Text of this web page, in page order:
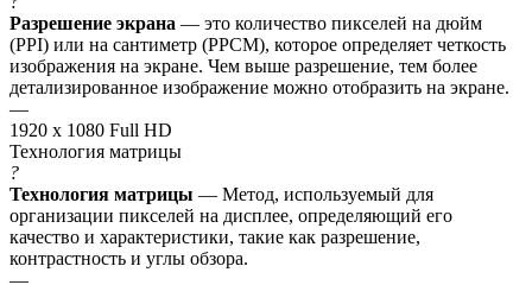
Разрешение экрана — это количество пикселей на дюйм
(PPI) или на сантиметр (PPCM), которое определяет четкость
изображения на экране. Чем выше разрешение, тем более
детализированное изображение можно отобразить на экране.
—
1920 x 1080 Full HD
Технология матрицы
?
Технология матрицы — Метод, используемый для
организации пикселей на дисплее, определяющий его
качество и характеристики, такие как разрешение,
контрастность и углы обзора.
—